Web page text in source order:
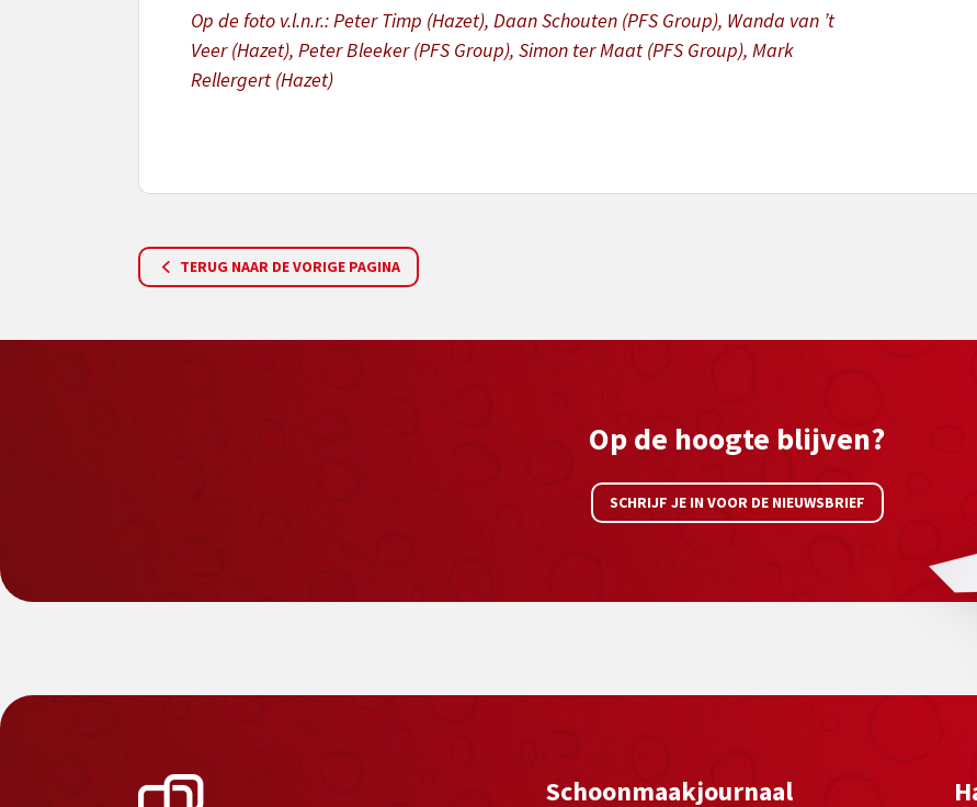
Op de foto v.l.n.r.: Peter Timp (Hazet), Daan Schouten (PFS Group), Wanda van ’t
Veer (Hazet), Peter Bleeker (PFS Group), Simon ter Maat (PFS Group), Mark
Rellergert (Hazet)
TERUG NAAR DE VORIGE PAGINA
Op de hoogte blijven?
SCHRIJF JE IN VOOR DE NIEUWSBRIEF
Schoonmaakjournaal